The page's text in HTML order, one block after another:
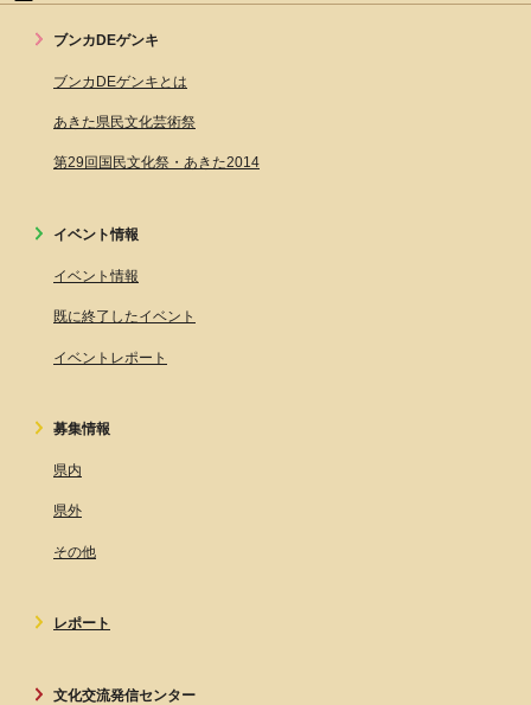
ブンカDEゲンキ
ブンカDEゲンキとは
あきた県民文化芸術祭
第29回国民文化祭・あきた2014
イベント情報
イベント情報
既に終了したイベント
イベントレポート
募集情報
県内
県外
その他
レポート
文化交流発信センター